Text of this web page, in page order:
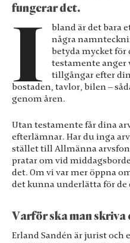
fungerar det.
I
bland är det bara
några
betyda mycket för
testamente anger
tillgångar efter din
bostaden, tavlor, bilen –
genom åren.
Utan testamente får dina
efterlämnar. Har du inga
stället till Allmänna
pratar om vid
det. Om vi var mer öppna
det kunna underlätta för de
Varför ska man skriva
Erland Sandén är jurist och